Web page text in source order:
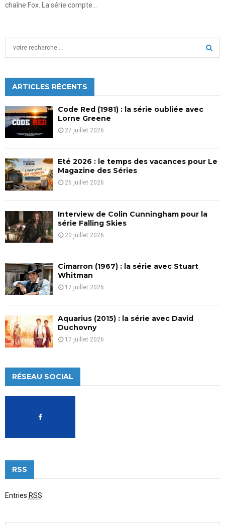
chaîne Fox. La série compte...
h
f
o
r
:
C
ARTICLES RÉCENTS
Code Red (1981) : la série oubliée avec
Lorne Greene
27 juillet 2026
Eté 2026 : le temps des vacances pour Le
Magazine des Séries
26 juillet 2026
Interview de Colin Cunningham pour la
série Falling Skies
20 juillet 2026
Cimarron (1967) : la série avec Stuart
Whitman
17 juillet 2026
Aquarius (2015) : la série avec David
Duchovny
17 juillet 2026
RÉSEAU SOCIAL
RSS
Entries RSS